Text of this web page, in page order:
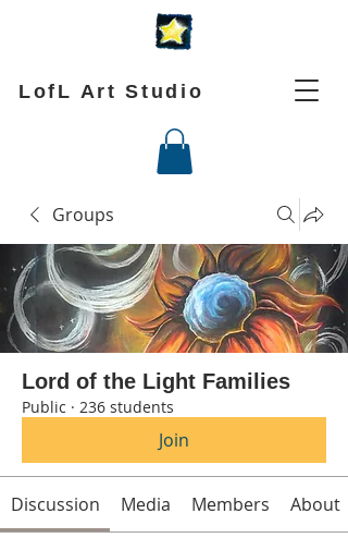
LofL Art Studio
Groups
Lord of the Light Families
Public · 236 students
Join
Discussion Media Members About